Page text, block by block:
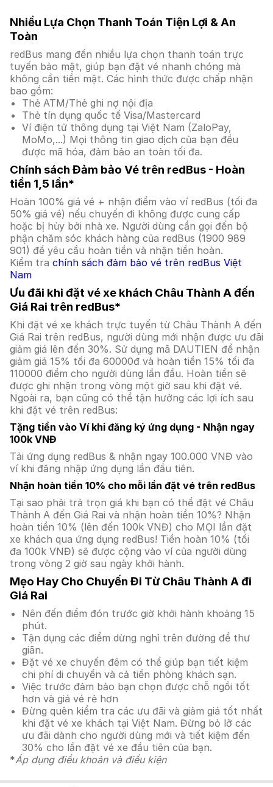
Nhiều Lựa Chọn Thanh Toán Tiện Lợi & An
Toàn
redBus mang đến nhiều lựa chọn thanh toán trực
tuyến bảo mật, giúp bạn đặt vé nhanh chóng mà
không cần tiền mặt. Các hình thức được chấp nhận
bao gồm:
Thẻ ATM/Thẻ ghi nợ nội địa
Thẻ tín dụng quốc tế Visa/Mastercard
Ví điện tử thông dụng tại Việt Nam (ZaloPay,
MoMo,...) Mọi thông tin giao dịch của bạn đều
được mã hóa, đảm bảo an toàn tối đa.
Chính sách Đảm bảo Vé trên redBus - Hoàn
tiền 1,5 lần*
Hoàn 100% giá vé + nhận điểm vào ví redBus (tối đa
50% giá vé) nếu chuyến đi không được cung cấp
hoặc bị hủy bởi nhà xe. Người dùng cần gọi đến bộ
phận chăm sóc khách hàng của redBus (1900 989
901) để yêu cầu hoàn tiền và nhận tiền hoàn.
Kiểm tra chính sách đảm bảo vé trên redBus Việt
Nam
Ưu đãi khi đặt vé xe khách Châu Thành A đến
Giá Rai trên redBus*
Khi đặt vé xe khách trực tuyến từ Châu Thành A đến
Giá Rai trên redBus, người dùng mới nhận được ưu đãi
giảm giá lên đến 30%. Sử dụng mã DAUTIEN để nhận
giảm giá 15% tối đa 60000đ và hoàn tiền 15% tối đa
110000 điểm cho người dùng lần đầu. Hoàn tiền sẽ
được ghi nhận trong vòng một giờ sau khi đặt vé.
Ngoài ra, bạn cũng có thể tận hưởng các lợi ích sau
khi đặt vé trên redBus:
Tặng tiền vào Ví khi đăng ký ứng dụng - Nhận ngay
100k VNĐ
Tải ứng dụng redBus & nhận ngay 100.000 VNĐ vào
ví khi đăng nhập ứng dụng lần đầu tiên.
Nhận hoàn tiền 10% cho mỗi lần đặt vé trên redBus
Tại sao phải trả trọn giá khi bạn có thể đặt vé Châu
Thành A đến Giá Rai và nhận hoàn tiền 10%? Nhận
hoàn tiền 10% (lên đến 100k VNĐ) cho MỌI lần đặt
xe khách qua ứng dụng redBus! Tiền hoàn 10% (tối
đa 100k VNĐ) sẽ được cộng vào ví của người dùng
trong vòng 2 giờ sau ngày khởi hành.
Mẹo Hay Cho Chuyến Đi Từ Châu Thành A đi
Giá Rai
Nên đến điểm đón trước giờ khởi hành khoảng 15
phút.
Tận dụng các điểm dừng nghỉ trên đường để thư
giãn.
Đặt vé xe chuyến đêm có thể giúp bạn tiết kiệm
chi phí di chuyển và cả tiền phòng khách sạn.
Việc trước đảm bảo bạn chọn được chỗ ngồi tốt
hơn và giá vé rẻ hơn
Đừng quên kiểm tra các ưu đãi và giảm giá tốt nhất
khi đặt vé xe khách tại Việt Nam. Đừng bỏ lỡ các
ưu đãi dành cho người dùng mới và tiết kiệm đến
30% cho lần đặt vé xe đầu tiên của bạn.
*Áp dụng điều khoản và điều kiện